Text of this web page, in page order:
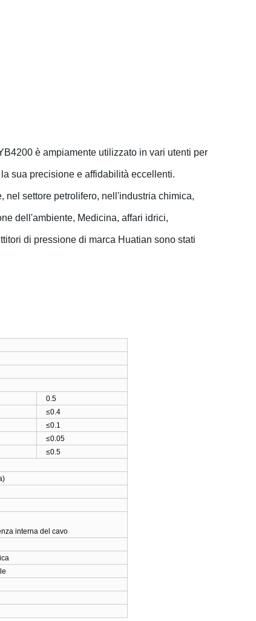
è ampiamente utilizzato in vari utenti per
sua precisione e affidabilità eccellenti.
nel settore petrolifero, nell'industria chimica,
dell'ambiente, Medicina, affari idrici,
di pressione di marca Huatian sono stati
0.5
≤0.4
≤0.1
≤0.05
≤0.5
)
interna del cavo